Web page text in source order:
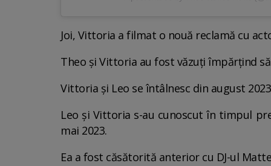
Joi, Vittoria a filmat o nouă reclamă cu
Theo și Vittoria au fost văzuți împărțind
Vittoria și Leo se întâlnesc din august
Leo și Vittoria s-au cunoscut în timpul
mai 2023.
Ea a fost căsătorită anterior cu DJ-ul